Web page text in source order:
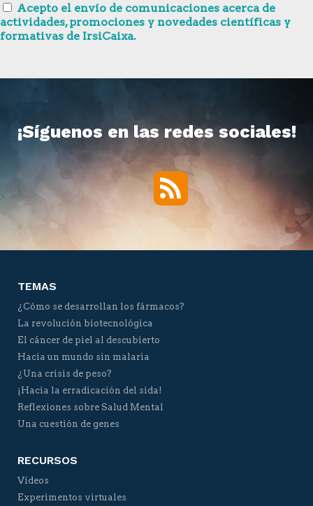
Acepto el envío de comunicaciones acerca de
actividades, promociones y novedades científicas y
formativas de IrsiCaixa.
¡Síguenos en las redes sociales!
RSS
TEMAS
¿Cómo se desarrollan los fármacos?
La revolución biotecnológica
El cáncer de piel al descubierto
Hacia un mundo sin malaria
¿Una crisis de peso?
¡Hacia la erradicación del sida!
Reflexiones sobre Salud Mental
Una cuestión de genes
RECURSOS
Vídeos
Experimentos virtuales